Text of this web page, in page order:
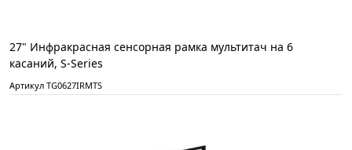
27" Инфракрасная сенсорная рамка мультитач на 6
касаний, S-Series
Артикул TG0627IRMTS